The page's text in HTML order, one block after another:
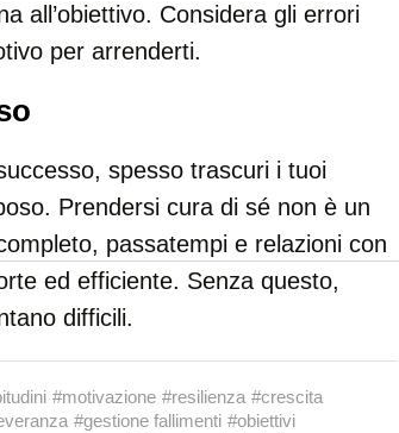
all’obiettivo. Considera gli errori
per arrenderti.
spesso trascuri i tuoi
Prendersi cura di sé non è un
passatempi e relazioni con
ed efficiente. Senza questo,
difficili.
#motivazione #resilienza #crescita
#gestione fallimenti #obiettivi